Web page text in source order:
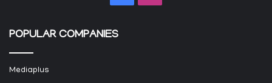
POPULAR COMPANIES
Mediaplus